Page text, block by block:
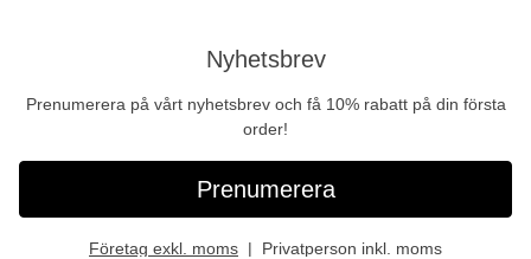
Nyhetsbrev
Prenumerera på vårt nyhetsbrev och få 10% rabatt på din första
order!
Prenumerera
Företag exkl. moms Privatperson inkl. moms